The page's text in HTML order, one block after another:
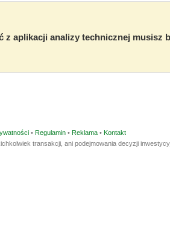
z aplikacji analizy technicznej musisz
• Regulamin • Reklama • Kontakt
transakcji, ani podejmowania decyzji